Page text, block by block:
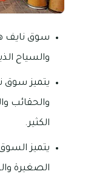
سوق نايف
والسياح
يتميز سوق
والحقائب
الكثير.
يتميز
الصغيرة